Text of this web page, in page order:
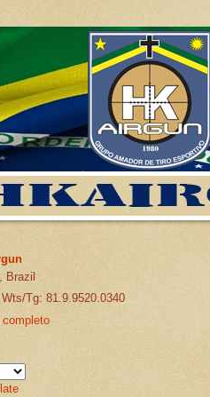
Brazil
Tg: 81.9.9520.0340
completo